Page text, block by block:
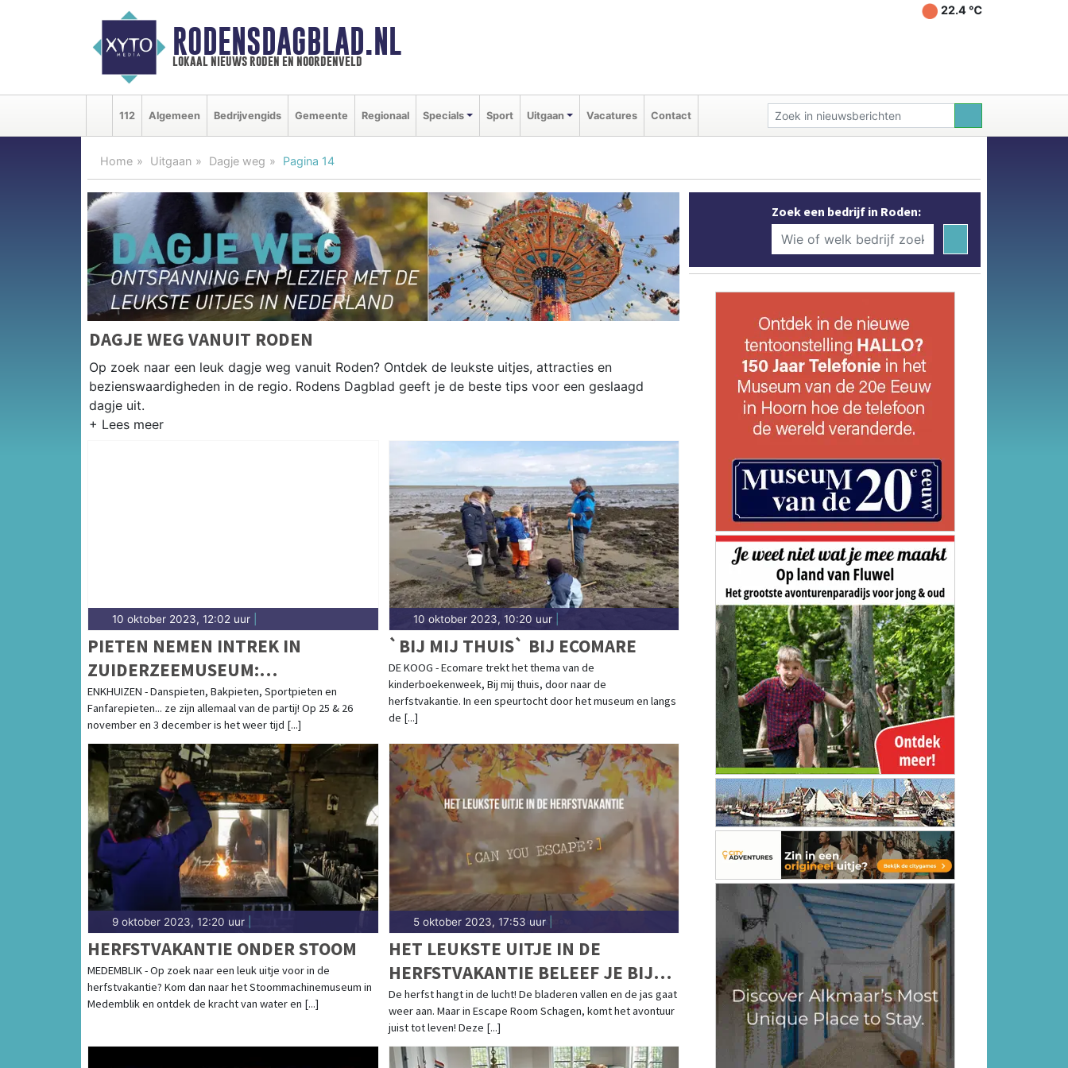
RODENSDAGBLAD.NL
lokaal nieuws roden en noordenveld
22.4 ℃
112 Algemeen Bedrijvengids Gemeente Regionaal Specials Sport Uitgaan Vacatures Contact
Home Uitgaan Dagje weg Pagina 14
DAGJE WEG VANUIT RODEN
Op zoek naar een leuk dagje weg vanuit Roden? Ontdek de leukste uitjes, attracties en
bezienswaardigheden in de regio. Rodens Dagblad geeft je de beste tips voor een geslaagd
dagje uit.
10 oktober 2023, 12:02 uur
PIETEN NEMEN INTREK IN
ZUIDERZEEMUSEUM:
BUITENMUSEUM OMGEDOOPT TOT
PIETENDORP
ENKHUIZEN - Danspieten, Bakpieten, Sportpieten en
Fanfarepieten... ze zijn allemaal van de partij! Op 25 & 26
november en 3 december is het weer tijd [...]
10 oktober 2023, 10:20 uur|
`BIJ MIJ THUIS` BIJ ECOMARE
DE KOOG - Ecomare trekt het thema van de
kinderboekenweek, Bij mij thuis, door naar de
herfstvakantie. In een speurtocht door het museum en langs
de [...]
9 oktober 2023, 12:20 uur
HERFSTVAKANTIE ONDER STOOM
MEDEMBLIK - Op zoek naar een leuk uitje voor in de
herfstvakantie? Kom dan naar het Stoommachinemuseum in
Medemblik en ontdek de kracht van water en [...]
5 oktober 2023, 17:53 uur|
HET LEUKSTE UITJE IN DE
HERFSTVAKANTIE BELEEF JE BIJ
ESCAPE ROOM SCHAGEN!
De herfst hangt in de lucht! De bladeren vallen en de jas gaat
weer aan. Maar in Escape Room Schagen, komt het avontuur
juist tot leven! Deze [...]
Zoek een bedrijf in Roden: